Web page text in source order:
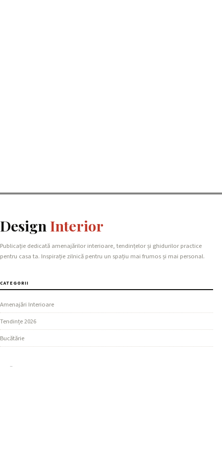
Design Interior
Publicație dedicată amenajărilor interioare, tendințelor și ghidurilor practice
pentru casa ta. Inspirație zilnică pentru un spațiu mai frumos și mai personal.
CATEGORII
Amenajări Interioare
Tendințe 2026
Bucătărie
SECȚIUNI